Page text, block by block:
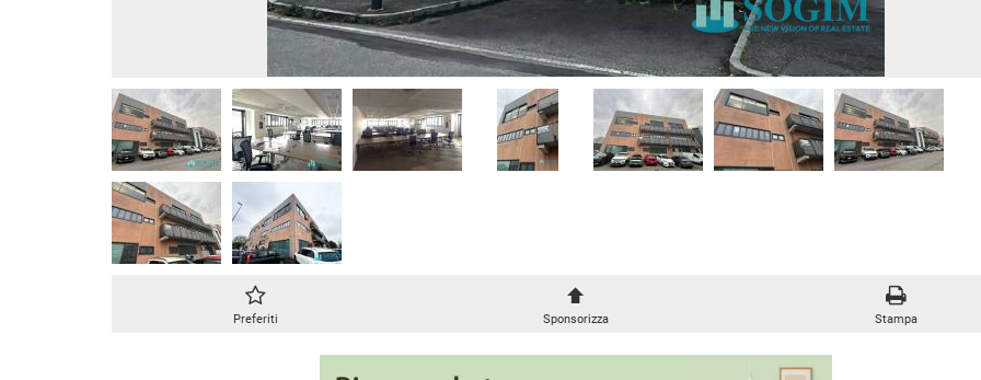
TRILOCALI
QUADRILOCALI
ATTICI
CASE INDIPENDENTI
LOFT
MANSARDE
VILLE
CAPANNONI
LABORATORI
LOCALI COMMERCIALI
MAGAZZINI
NEGOZI
UFFICI
APPARTAMENTI ARREDATI
APPARTAMENTI PIANO TERRA
APPARTAMENTI PIANO ALTO
APPARTAMENTI CON GIARDINO
APPARTAMENTI CON BOX
APPARTAMENTI VICINO ALLA
METROPOLITANA
Preferiti Sponsorizza Stampa